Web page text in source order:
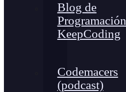
Blog de
Programación
KeepCoding
Codemacers
(podcast)